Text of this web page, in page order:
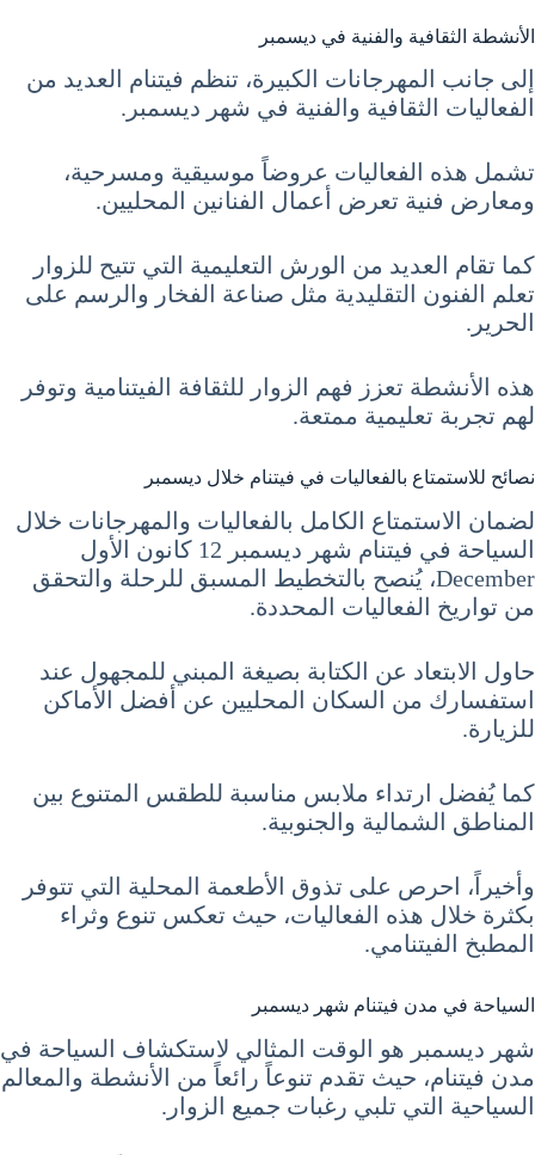
الأنشطة الثقافية والفنية في ديسمبر
إلى جانب المهرجانات الكبيرة، تنظم فيتنام العديد من
الفعاليات الثقافية والفنية في شهر ديسمبر.
تشمل هذه الفعاليات عروضاً موسيقية ومسرحية،
ومعارض فنية تعرض أعمال الفنانين المحليين.
كما تقام العديد من الورش التعليمية التي تتيح للزوار
تعلم الفنون التقليدية مثل صناعة الفخار والرسم على
الحرير.
هذه الأنشطة تعزز فهم الزوار للثقافة الفيتنامية وتوفر
لهم تجربة تعليمية ممتعة.
نصائح للاستمتاع بالفعاليات في فيتنام خلال ديسمبر
لضمان الاستمتاع الكامل بالفعاليات والمهرجانات خلال
السياحة في فيتنام شهر ديسمبر 12 كانون الأول
December، يُنصح بالتخطيط المسبق للرحلة والتحقق
من تواريخ الفعاليات المحددة.
حاول الابتعاد عن الكتابة بصيغة المبني للمجهول عند
استفسارك من السكان المحليين عن أفضل الأماكن
للزيارة.
كما يُفضل ارتداء ملابس مناسبة للطقس المتنوع بين
المناطق الشمالية والجنوبية.
وأخيراً، احرص على تذوق الأطعمة المحلية التي تتوفر
بكثرة خلال هذه الفعاليات، حيث تعكس تنوع وثراء
المطبخ الفيتنامي.
السياحة في مدن فيتنام شهر ديسمبر
شهر ديسمبر هو الوقت المثالي لاستكشاف السياحة في
مدن فيتنام، حيث تقدم تنوعاً رائعاً من الأنشطة والمعالم
السياحية التي تلبي رغبات جميع الزوار.